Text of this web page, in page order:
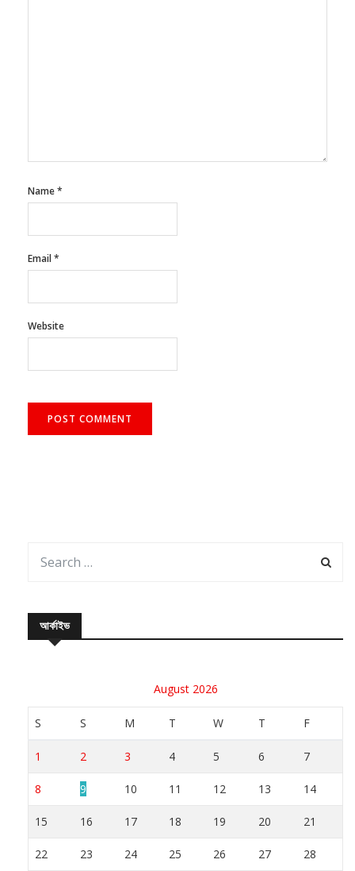
আর্কাইভ
August 2026
1 2 3 4 5 6 7
8 9 10 11 12 13 14
15 16 17 18 19 20 21